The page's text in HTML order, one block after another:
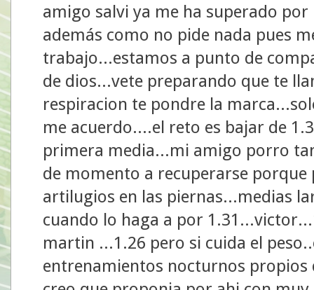
amigo salvi ya me ha superado
además como no pide nada pues
trabajo...estamos a punto de
de dios...vete preparando que te
respiracion te pondre la
me acuerdo....el reto es bajar de
primera media...mi amigo porro
de momento a recuperarse
artilugios en las piernas...medias
cuando lo haga a por
martin ...1.26 pero si cuida el
entrenamientos nocturnos propios